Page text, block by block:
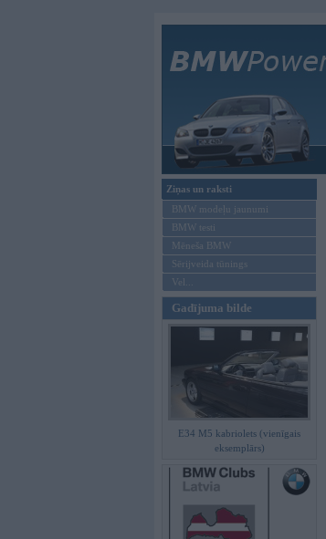
Ziņas un raksti
BMW modeļu jaunumi
BMW testi
Mēneša BMW
Sērijveida tūnings
Vel...
Gadījuma bilde
E34 M5 kabriolets (vienīgais
eksemplārs)